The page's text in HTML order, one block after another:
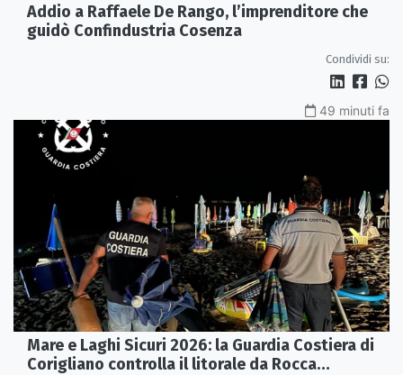
Addio a Raffaele De Rango, l’imprenditore che
guidò Confindustria Cosenza
Condividi su:
49 minuti fa
Mare e Laghi Sicuri 2026: la Guardia Costiera di
Corigliano controlla il litorale da Rocca